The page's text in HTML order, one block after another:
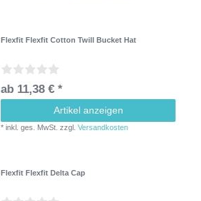
Flexfit Flexfit Cotton Twill Bucket Hat
ab 11,38 € *
Artikel anzeigen
*inkl. ges. MwSt. zzgl.Versandkosten
Flexfit Flexfit Delta Cap